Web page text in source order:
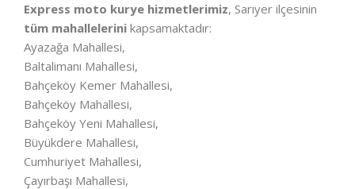
Express moto kurye hizmetlerimiz, Sarıyer ilçesinin
tüm mahallelerini kapsamaktadır:
Ayazağa Mahallesi,
Baltalimanı Mahallesi,
Bahçeköy Kemer Mahallesi,
Bahçeköy Mahallesi,
Bahçeköy Yeni Mahallesi,
Büyükdere Mahallesi,
Cumhuriyet Mahallesi,
Çayırbaşı Mahallesi,